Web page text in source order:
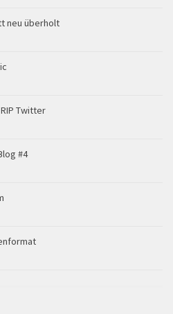
neu überholt
Twitter
#4